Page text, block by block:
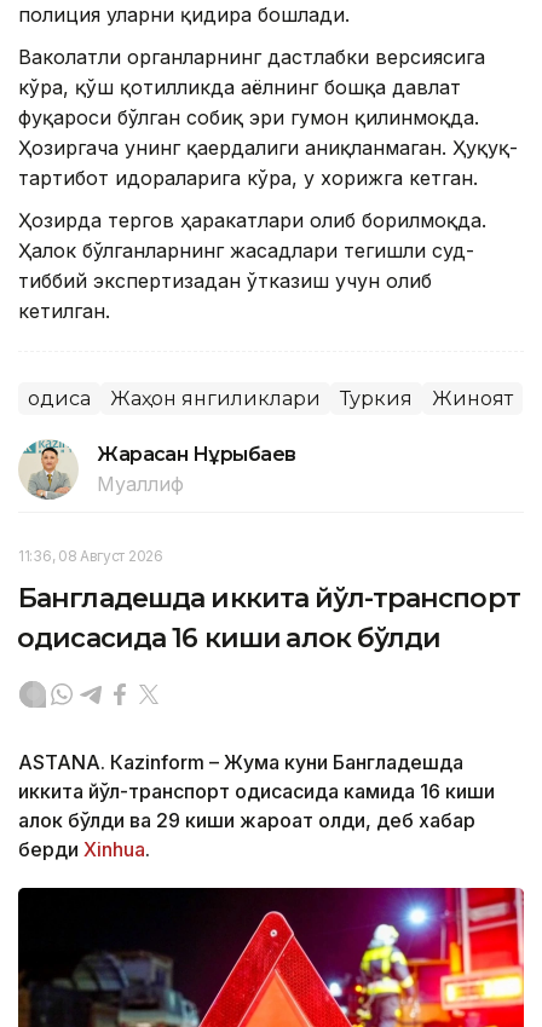
полиция уларни қидира бошлади.
Ваколатли органларнинг дастлабки версиясига
кўра, қўш қотилликда аёлнинг бошқа давлат
фуқароси бўлган собиқ эри гумон қилинмоқда.
Ҳозиргача унинг қаердалиги аниқланмаган. Ҳуқуқ-
тартибот идораларига кўра, у хорижга кетган.
Ҳозирда тергов ҳаракатлари олиб борилмоқда.
Ҳалок бўлганларнинг жасадлари тегишли суд-
тиббий экспертизадан ўтказиш учун олиб
кетилган.
Ҳодиса Жаҳон янгиликлари Туркия Жиноят
Жарасқан Нұрыбаев
Муаллиф
11:36, 08 Август 2026
Бангладешда иккита йўл-транспорт
ҳодисасида 16 киши ҳалок бўлди
ASTANА. Кazinform – Жума куни Бангладешда
иккита йўл-транспорт ҳодисасида камида 16 киши
ҳалок бўлди ва 29 киши жароҳат олди, деб хабар
берди Xinhua.